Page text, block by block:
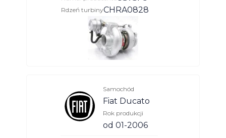
Rdzeń turbinyCHRA0828
Samochód
Fiat Ducato
Rok produkcji
od 01-2006